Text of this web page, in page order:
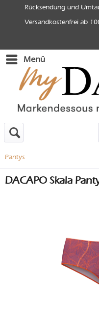
Rücksendung und
Versandkostenfrei ab
Menü
Pantys
DACAPO Skala